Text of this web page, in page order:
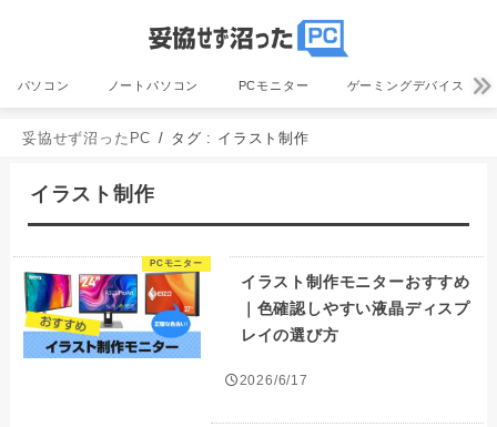
パソコン ノートパソコン PCモニター ゲーミングデバイス
妥協せず沼ったPC タグ : イラスト制作
イラスト制作
PCモニター
イラスト制作モニターおすすめ
｜色確認しやすい液晶ディスプ
レイの選び方
2026/6/17